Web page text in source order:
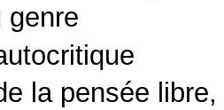
genre
la pensée